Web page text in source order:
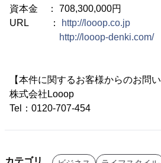
資本金 ： 708,300,000円
URL ：
http://looop.co.jp
http://looop-denki.com/
【本件に関するお客様からのお問い
株式会社Looop
Tel：0120-707-454
カテゴリ